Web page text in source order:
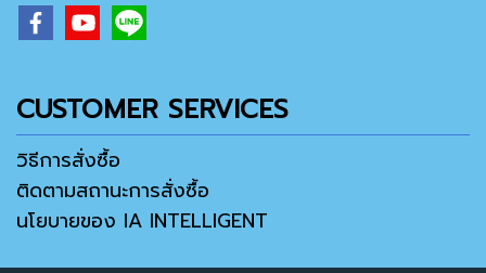
CUSTOMER SERVICES
วิธีการสั่งซื้อ
ติดตามสถานะการสั่งซื้อ
นโยบายของ IA INTELLIGENT